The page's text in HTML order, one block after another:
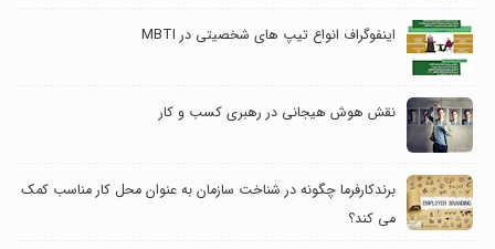
اینفوگراف انواع تیپ های شخصیتی در MBTI
نقش هوش هیجانی در رهبری کسب و کار
برندکارفرما چگونه در شناخت سازمان به عنوان محل کار مناسب کمک
می کند؟